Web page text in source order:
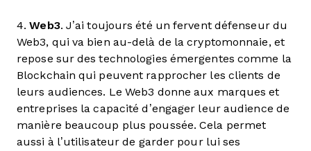
4.Web3. J’ai toujours été un fervent défenseur du
Web3, qui va bien au-delà de la cryptomonnaie, et
repose sur des technologies émergentes comme la
Blockchain qui peuvent rapprocher les clients de
leurs audiences. Le Web3 donne aux marques et
entreprises la capacité d’engager leur audience de
manière beaucoup plus poussée. Cela permet
aussi à l’utilisateur de garder pour lui ses